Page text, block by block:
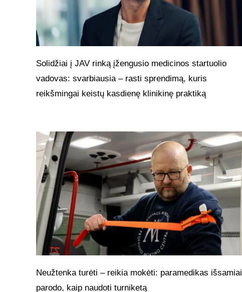
Solidžiai į JAV rinką įžengusio medicinos startuolio
vadovas: svarbiausia – rasti sprendimą, kuris
reikšmingai keistų kasdienę klinikinę praktiką
Neužtenka turėti – reikia mokėti: paramedikas išsamiai
parodo, kaip naudoti turniketą